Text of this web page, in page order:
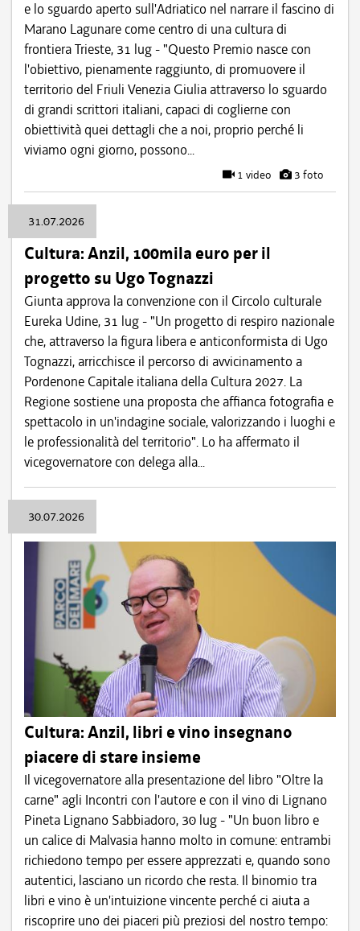
e lo sguardo aperto sull'Adriatico nel narrare il fascino di
Marano Lagunare come centro di una cultura di
frontiera Trieste, 31 lug - "Questo Premio nasce con
l'obiettivo, pienamente raggiunto, di promuovere il
territorio del Friuli Venezia Giulia attraverso lo sguardo
di grandi scrittori italiani, capaci di coglierne con
obiettività quei dettagli che a noi, proprio perché li
viviamo ogni giorno, possono...
1 video 3 foto
31.07.2026
Cultura: Anzil, 100mila euro per il
progetto su Ugo Tognazzi
Giunta approva la convenzione con il Circolo culturale
Eureka Udine, 31 lug - "Un progetto di respiro nazionale
che, attraverso la figura libera e anticonformista di Ugo
Tognazzi, arricchisce il percorso di avvicinamento a
Pordenone Capitale italiana della Cultura 2027. La
Regione sostiene una proposta che affianca fotografia e
spettacolo in un'indagine sociale, valorizzando i luoghi e
le professionalità del territorio". Lo ha affermato il
vicegovernatore con delega alla...
30.07.2026
Cultura: Anzil, libri e vino insegnano
piacere di stare insieme
Il vicegovernatore alla presentazione del libro "Oltre la
carne" agli Incontri con l'autore e con il vino di Lignano
Pineta Lignano Sabbiadoro, 30 lug - "Un buon libro e
un calice di Malvasia hanno molto in comune: entrambi
richiedono tempo per essere apprezzati e, quando sono
autentici, lasciano un ricordo che resta. Il binomio tra
libri e vino è un'intuizione vincente perché ci aiuta a
riscoprire uno dei piaceri più preziosi del nostro tempo: